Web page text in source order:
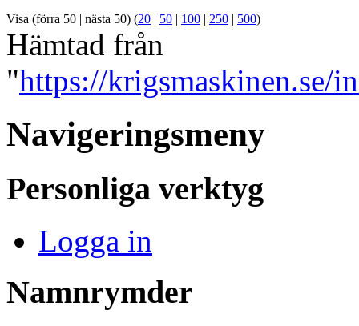
Visa (förra 50 | nästa 50) (20 | 50 | 100 | 250 | 500)
Hämtad från
"https://krigsmaskinen.se/
Navigeringsmeny
Personliga verktyg
Logga in
Namnrymder